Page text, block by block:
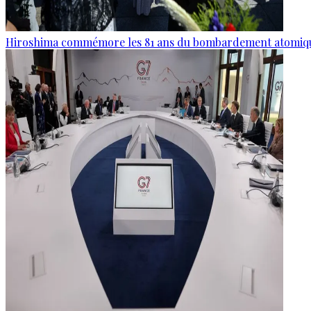
Hiroshima commémore les 81 ans du bombardement